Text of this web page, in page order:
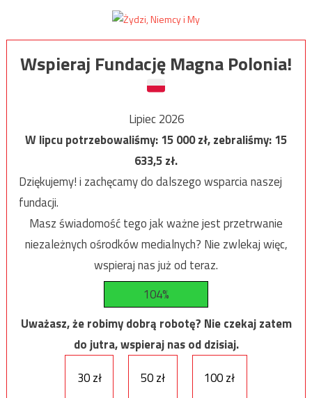
Wspieraj Fundację Magna Polonia!
Lipiec 2026
W lipcu potrzebowaliśmy:15 000zł, zebraliśmy:15
633,5zł.
Dziękujemy! i zachęcamy do dalszego wsparcia naszej
fundacji.
Masz świadomość tego jak ważne jest przetrwanie
niezależnych ośrodków medialnych? Nie zwlekaj więc,
wspieraj nas już od teraz.
104%
Uważasz, że robimy dobrą robotę? Nie czekaj zatem
do jutra, wspieraj nas od dzisiaj.
30 zł
50 zł 100 zł